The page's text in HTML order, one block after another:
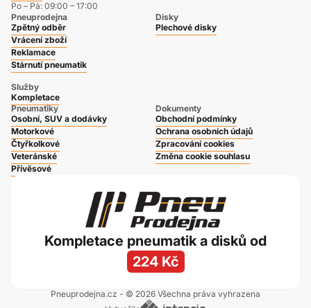
Po – Pá: 09:00 – 17:00
Pneuprodejna
Zpětný odběr
Vrácení zboží
Reklamace
Stárnutí pneumatik
Služby
Kompletace
Disky
Plechové disky
Pneumatiky
Osobní, SUV a dodávky
Motorkové
Čtyřkolkové
Veteránské
Přívěsové
Dokumenty
Obchodní podmínky
Ochrana osobních údajů
Zpracování cookies
Změna cookie souhlasu
Kompletace pneumatik a disků od
224 Kč
Pneuprodejna.cz - © 2026 Všechna práva vyhrazena